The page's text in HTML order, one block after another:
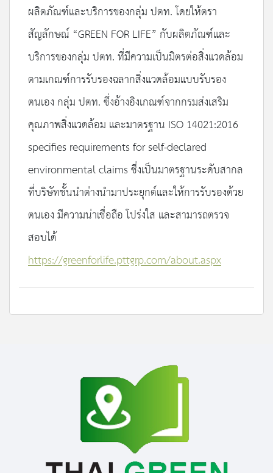
ผลิตภัณฑ์และบริการของกลุ่ม ปตท. โดยให้ตรา
สัญลักษณ์ “GREEN FOR LIFE” กับผลิตภัณฑ์และ
บริการของกลุ่ม ปตท. ที่มีความเป็นมิตรต่อสิ่งแวดล้อม
ตามเกณฑ์การรับรองฉลากสิ่งแวดล้อมแบบรับรอง
ตนเอง กลุ่ม ปตท. ซึ่งอ้างอิงเกณฑ์จากกรมส่งเสริม
คุณภาพสิ่งแวดล้อม และมาตรฐาน ISO 14021:2016
specifies requirements for self-declared
environmental claims ซึ่งเป็นมาตรฐานระดับสากล
ที่บริษัทชั้นนำต่างนำมาประยุกต์และให้การรับรองด้วย
ตนเอง มีความน่าเชื่อถือ โปร่งใส และสามารถตรวจ
สอบได้
https://greenforlife.pttgrp.com/about.aspx